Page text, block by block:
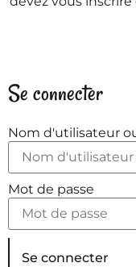
Se connecter
Nom d'utilisateur
Mot de passe
Se connecter